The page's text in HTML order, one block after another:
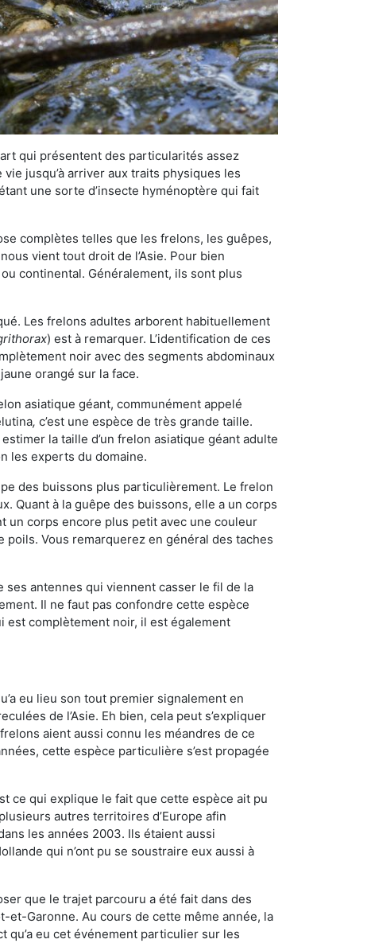
qui présentent des particularités assez
jusqu’à arriver aux traits physiques les
une sorte d’insecte hyménoptère qui fait
complètes telles que les frelons, les guêpes,
vient tout droit de l’Asie. Pour bien
continental. Généralement, ils sont plus
Les frelons adultes arborent habituellement
) est à remarquer. L’identification de ces
noir avec des segments abdominaux
orangé sur la face.
asiatique géant, communément appelé
, c’est une espèce de très grande taille.
la taille d’un frelon asiatique géant adulte
les experts du domaine.
des buissons plus particulièrement. Le frelon
Quant à la guêpe des buissons, elle a un corps
un corps encore plus petit avec une couleur
Vous remarquerez en général des taches
antennes qui viennent casser le fil de la
Il ne faut pas confondre cette espèce
est complètement noir, il est également
eu lieu son tout premier signalement en
de l’Asie. Eh bien, cela peut s’expliquer
aient aussi connu les méandres de ce
cette espèce particulière s’est propagée
ce qui explique le fait que cette espèce ait pu
autres territoires d’Europe afin
les années 2003. Ils étaient aussi
qui n’ont pu se soustraire eux aussi à
que le trajet parcouru a été fait dans des
Garonne. Au cours de cette même année, la
qu’a eu cet événement particulier sur les